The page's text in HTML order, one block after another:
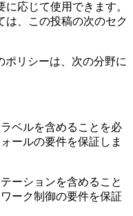
応じて使用できます。
は、この投稿の次のセク
ポリシーは、次の分野に
ベルを含めることを必
ールの要件を保証しま
ーションを含めること
ーク制御の要件を保証